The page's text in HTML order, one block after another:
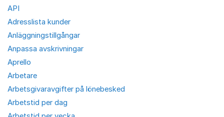
API
Adresslista kunder
Anläggningstillgångar
Anpassa avskrivningar
Aprello
Arbetare
Arbetsgivaravgifter på lönebesked
Arbetstid per dag